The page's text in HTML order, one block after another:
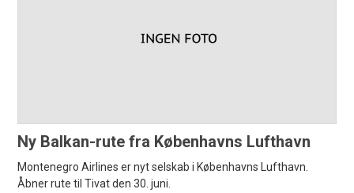
Ny Balkan-rute fra Københavns Lufthavn
Montenegro Airlines er nyt selskab i Københavns Lufthavn.
Åbner rute til Tivat den 30. juni.